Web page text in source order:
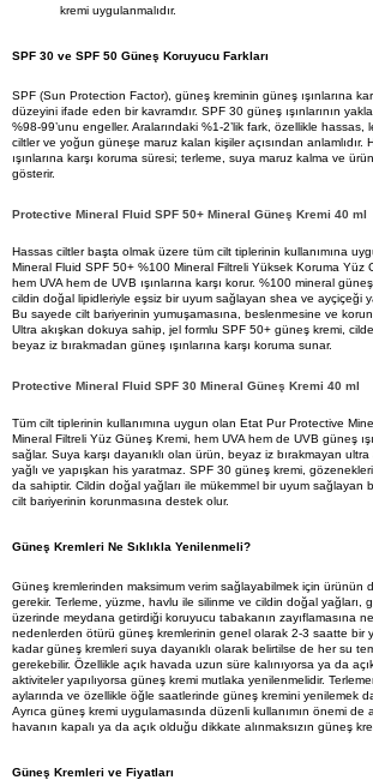
kremi uygulanmalıdır.
SPF 30 ve SPF 50 Güneş Koruyucu Farkları
SPF (Sun Protection Factor), güneş kreminin güneş ışınlarına
düzeyini ifade eden bir kavramdır. SPF 30 güneş ışınlarının
%98-99’unu engeller. Aralarındaki %1-2’lik fark, özellikle hassas,
ciltler ve yoğun güneşe maruz kalan kişiler açısından
ışınlarına karşı koruma süresi; terleme, suya maruz kalma ve
gösterir.
Protective Mineral Fluid SPF 50+ Mineral Güneş Kremi 40 ml
Hassas ciltler başta olmak üzere tüm cilt tiplerinin kullanımına
Mineral Fluid SPF 50+ %100 Mineral Filtreli Yüksek Koruma Yüz
hem UVA hem de UVB ışınlarına karşı korur. %100 mineral
cildin doğal lipidleriyle eşsiz bir uyum sağlayan shea ve ayçiçeği
Bu sayede cilt bariyerinin yumuşamasına, beslenmesine ve
Ultra akışkan dokuya sahip, jel formlu SPF 50+ güneş kremi,
beyaz iz bırakmadan güneş ışınlarına karşı koruma sunar.
Protective Mineral Fluid SPF 30 Mineral Güneş Kremi 40 ml
Tüm cilt tiplerinin kullanımına uygun olan Etat Pur Protective
Mineral Filtreli Yüz Güneş Kremi, hem UVA hem de UVB güneş
sağlar. Suya karşı dayanıklı olan ürün, beyaz iz bırakmayan
yağlı ve yapışkan his yaratmaz. SPF 30 güneş kremi,
da sahiptir. Cildin doğal yağları ile mükemmel bir uyum sağlayan
cilt bariyerinin korunmasına destek olur.
Güneş Kremleri Ne Sıklıkla Yenilenmeli?
Güneş kremlerinden maksimum verim sağlayabilmek için ürünün
gerekir. Terleme, yüzme, havlu ile silinme ve cildin doğal yağları,
üzerinde meydana getirdiği koruyucu tabakanın zayıflamasına
nedenlerden ötürü güneş kremlerinin genel olarak 2-3 saatte bir
kadar güneş kremleri suya dayanıklı olarak belirtilse de her su
gerekebilir. Özellikle açık havada uzun süre kalınıyorsa ya da
aktiviteler yapılıyorsa güneş kremi mutlaka yenilenmelidir.
aylarında ve özellikle öğle saatlerinde güneş kremini yenilemek
Ayrıca güneş kremi uygulamasında düzenli kullanımın önemi de
havanın kapalı ya da açık olduğu dikkate alınmaksızın güneş
Güneş Kremleri ve Fiyatları